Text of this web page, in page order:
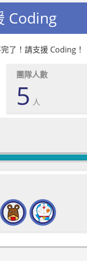
Coding
了！請支援 Coding！
團隊人數
5 人